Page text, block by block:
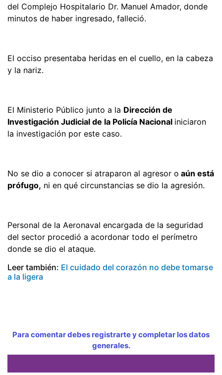
del Complejo Hospitalario Dr. Manuel Amador, donde
minutos de haber ingresado, falleció.
El occiso presentaba heridas en el cuello, en la cabeza
y la nariz.
El Ministerio Público junto a la Dirección de
Investigación Judicial de la Policía Nacional iniciaron
la investigación por este caso.
No se dio a conocer si atraparon al agresor o aún está
prófugo, ni en qué circunstancias se dio la agresión.
Personal de la Aeronaval encargada de la seguridad
del sector procedió a acordonar todo el perímetro
donde se dio el ataque.
Leer también: El cuidado del corazón no debe tomarse
a la ligera
Para comentar debes registrarte y completar los datos
generales.